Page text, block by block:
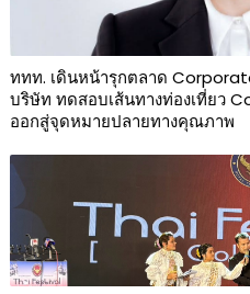
ททท. เดินหน้ารุกตลาด
บริษัท ทดสอบเส้นทางท่องเที่ยว
ออกสู่จุดหมายปลายทางคุณภาพ